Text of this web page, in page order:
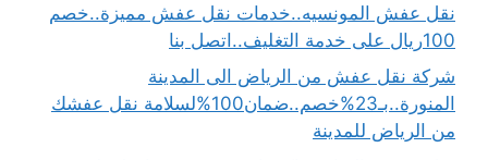
نقل عفش المونسيه..خدمات نقل عفش مميزة..خصم
100ريال على خدمة التغليف..اتصل بنا
شركة نقل عفش من الرياض الى المدينة
المنورة..بـ23%خصم..ضمان100%لسلامة نقل عفشك
من الرياض للمدينة